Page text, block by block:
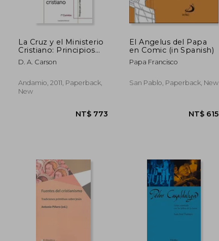
La Cruz y el Ministerio
Cristiano: Principios
Para un Liderazgo
Dinámico y
Spanish)
D. A. Carson
Andamio, 2011, Paperback,
New
El Angelus del Papa
en Comic (in Spanish)
Papa Francisco
San Pablo, Paperback, New